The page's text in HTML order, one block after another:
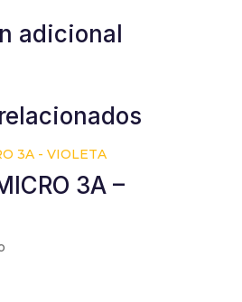
adicional
3A –